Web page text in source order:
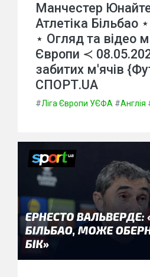
Манчестер
Атлетіка Більбао
⋆ Огляд та відео
Європи ≺
забитих м'ячів
СПОРТ.UA
#Ліга Європи УЄФА #Англія